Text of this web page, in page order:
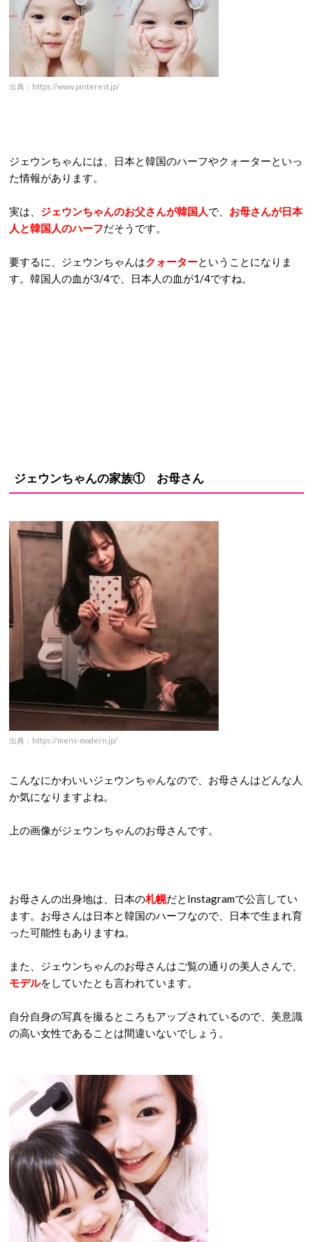
出典：https://www.pinterest.jp/
ジェウンちゃんには、日本と韓国のハーフやクォーターといっ
た情報があります。
実は、 ジェウンちゃんのお父さんが韓国人で、 お母さんが日本
人と韓国人のハーフだそうです。
要するに、ジェウンちゃんはクォーターということになりま
す。韓国人の血が3/4で、日本人の血が1/4ですね。
ジェウンちゃんの家族① お母さん
出典：https://mens-modern.jp/
こんなにかわいいジェウンちゃんなので、お母さんはどんな人
か気になりますよね。
上の画像がジェウンちゃんのお母さんです。
お母さんの出身地は、日本の札幌だとInstagramで公言してい
ます。お母さんは日本と韓国のハーフなので、日本で生まれ育
った可能性もありますね。
また、ジェウンちゃんのお母さんはご覧の通りの美人さんで、
モデルをしていたとも言われています。
自分自身の写真を撮るところもアップされているので、美意識
の高い女性であることは間違いないでしょう。